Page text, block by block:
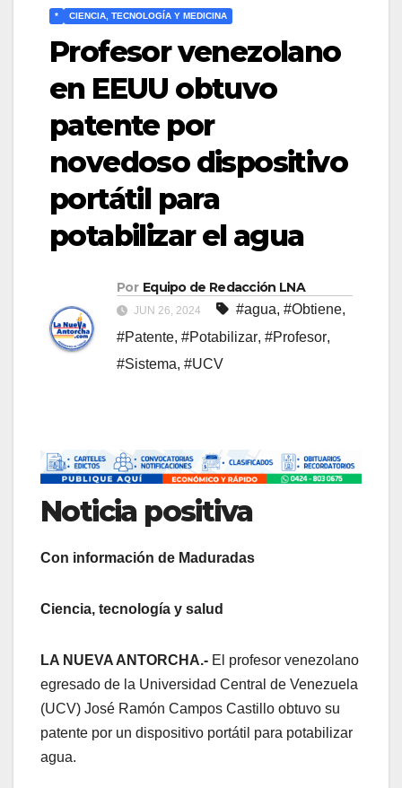
* CIENCIA, TECNOLOGÍA Y MEDICINA
Profesor venezolano
en EEUU obtuvo
patente por
novedoso dispositivo
portátil para
potabilizar el agua
Por Equipo de Redacción LNA
JUN 26, 2024 #agua, #Obtiene,
#Patente, #Potabilizar, #Profesor,
#Sistema, #UCV
Noticia positiva
Con información de Maduradas
Ciencia, tecnología y salud
LA NUEVA ANTORCHA.- El profesor venezolano
egresado de la Universidad Central de Venezuela
(UCV) José Ramón Campos Castillo obtuvo su
patente por un dispositivo portátil para potabilizar
agua.